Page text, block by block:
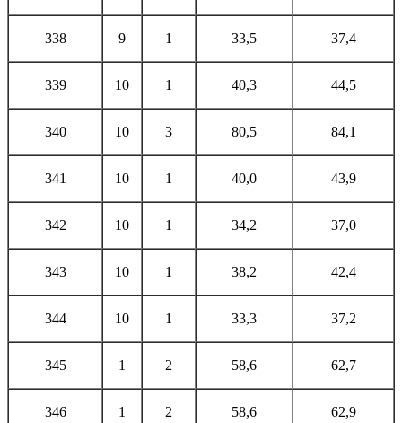
338 9 1 33,5 37,4
339 10 1 40,3 44,5
340 10 3 80,5 84,1
341 10 1 40,0 43,9
342 10 1 34,2 37,0
343 10 1 38,2 42,4
344 10 1 33,3 37,2
345 1 2 58,6 62,7
346 1 2 58,6 62,9